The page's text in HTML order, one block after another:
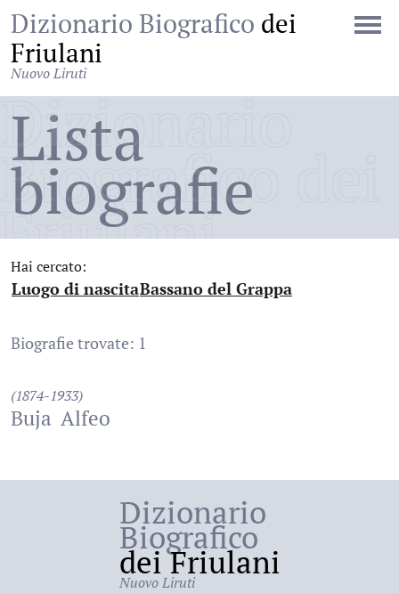
Dizionario Biografico dei
Friulani
Nuovo Liruti
Dizionario
Biografico dei
Friulani
Lista
biografie
Hai cercato:
Luogo di nascita
:Bassano del Grappa
Biografie trovate: 1
(1874-1933)
Buja Alfeo
Dizionario
Biografico
dei Friulani
Nuovo Liruti